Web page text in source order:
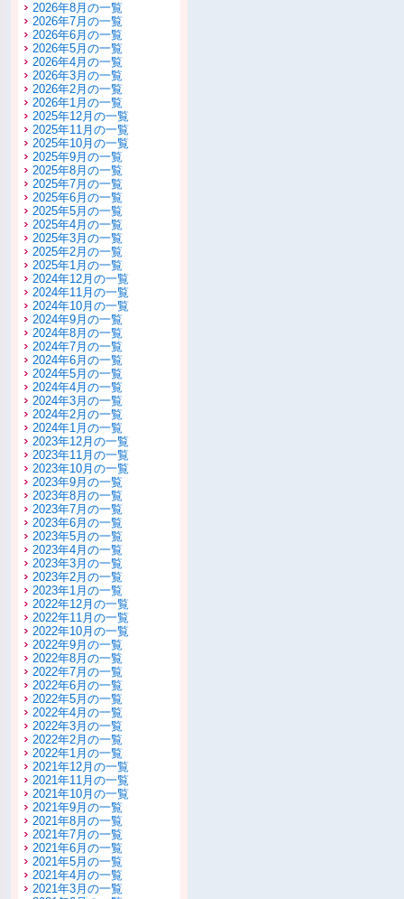
2026年8月の一覧
2026年7月の一覧
2026年6月の一覧
2026年5月の一覧
2026年4月の一覧
2026年3月の一覧
2026年2月の一覧
2026年1月の一覧
2025年12月の一覧
2025年11月の一覧
2025年10月の一覧
2025年9月の一覧
2025年8月の一覧
2025年7月の一覧
2025年6月の一覧
2025年5月の一覧
2025年4月の一覧
2025年3月の一覧
2025年2月の一覧
2025年1月の一覧
2024年12月の一覧
2024年11月の一覧
2024年10月の一覧
2024年9月の一覧
2024年8月の一覧
2024年7月の一覧
2024年6月の一覧
2024年5月の一覧
2024年4月の一覧
2024年3月の一覧
2024年2月の一覧
2024年1月の一覧
2023年12月の一覧
2023年11月の一覧
2023年10月の一覧
2023年9月の一覧
2023年8月の一覧
2023年7月の一覧
2023年6月の一覧
2023年5月の一覧
2023年4月の一覧
2023年3月の一覧
2023年2月の一覧
2023年1月の一覧
2022年12月の一覧
2022年11月の一覧
2022年10月の一覧
2022年9月の一覧
2022年8月の一覧
2022年7月の一覧
2022年6月の一覧
2022年5月の一覧
2022年4月の一覧
2022年3月の一覧
2022年2月の一覧
2022年1月の一覧
2021年12月の一覧
2021年11月の一覧
2021年10月の一覧
2021年9月の一覧
2021年8月の一覧
2021年7月の一覧
2021年6月の一覧
2021年5月の一覧
2021年4月の一覧
2021年3月の一覧